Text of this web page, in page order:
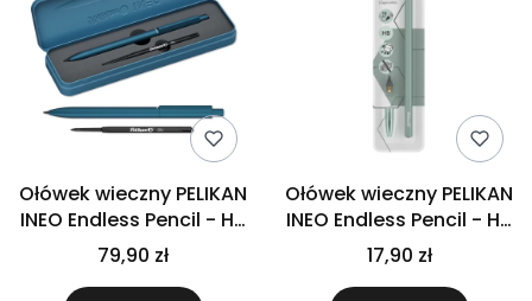
Ołówek wieczny PELIKAN
INEO Endless Pencil - HB
- Ocean Blue
79,90 zł
Ołówek wieczny PELIKAN
INEO Endless Pencil - HB
- Opal gray
17,90 zł